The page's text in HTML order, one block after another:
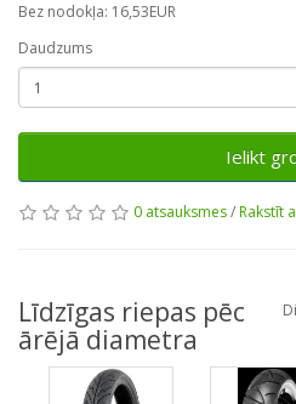
Bez nodokļa: 16,53EUR
Daudzums
Ielikt
0 atsauksmes/Rakstīt
Līdzīgas riepas pēc
ārējā diametra